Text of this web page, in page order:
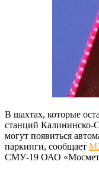
В шахтах, которые
станций Калининско-
могут появиться
паркинги, сообщает
СМУ-19 ОАО